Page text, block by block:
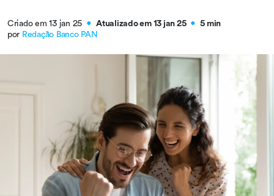
Criado em 13 jan 25 ● Atualizado em 13 jan 25 ●
5 min
por Redação Banco PAN